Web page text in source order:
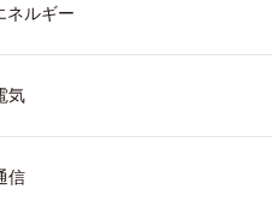
ネルギー
気
信